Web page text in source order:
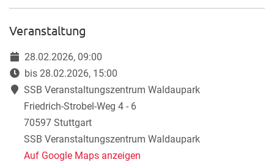
Veranstaltung
28.02.2026, 09:00
bis 28.02.2026, 15:00
SSB Veranstaltungszentrum Waldaupark
Friedrich-Strobel-Weg 4 - 6
70597 Stuttgart
SSB Veranstaltungszentrum Waldaupark
Auf Google Maps anzeigen